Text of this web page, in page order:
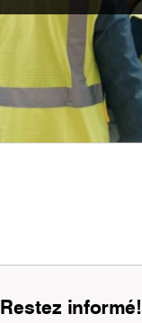
Restez informé!